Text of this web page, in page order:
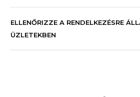
ELLENŐRIZZE A RENDELKEZÉSRE
ÜZLETEKBEN